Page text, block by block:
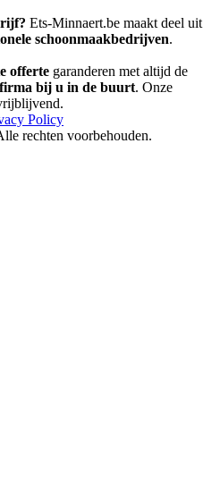
Ets-Minnaert.be maakt deel uit
schoonmaakbedrijven.
offerte garanderen met altijd de
bij u in de buurt. Onze
Policy
rechten voorbehouden.